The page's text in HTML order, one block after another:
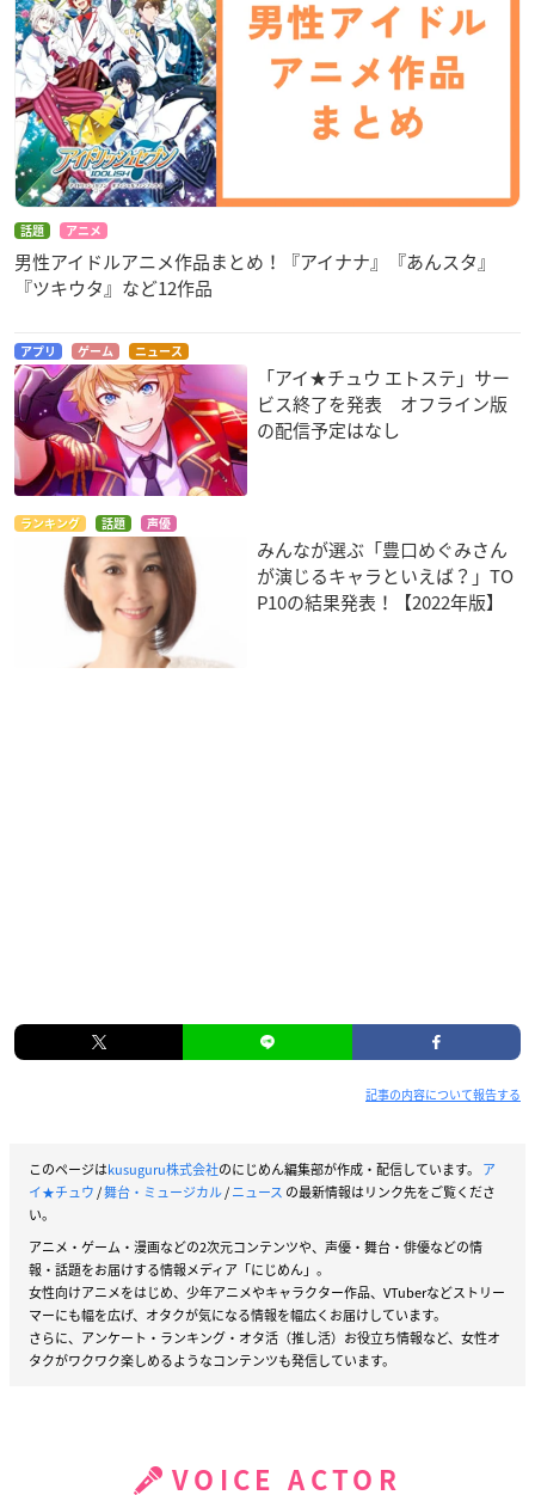
話題 アニメ
男性アイドルアニメ作品まとめ！『アイナナ』『あんスタ』
『ツキウタ』など12作品
アプリ ゲーム ニュース
「アイ★チュウ エトステ」サー
ビス終了を発表 オフライン版
の配信予定はなし
ランキング 話題 声優
みんなが選ぶ「豊口めぐみさん
が演じるキャラといえば？」TO
P10の結果発表！【2022年版】
記事の内容について報告する
このページはkusuguru株式会社のにじめん編集部が作成・配信しています。 ア
イ★チュウ/舞台・ミュージカル/ニュース の最新情報はリンク先をご覧くださ
い。
アニメ・ゲーム・漫画などの2次元コンテンツや、声優・舞台・俳優などの情
報・話題をお届けする情報メディア「にじめん」。
女性向けアニメをはじめ、少年アニメやキャラクター作品、VTuberなどストリー
マーにも幅を広げ、オタクが気になる情報を幅広くお届けしています。
さらに、アンケート・ランキング・オタ活（推し活）お役立ち情報など、女性オ
タクがワクワク楽しめるようなコンテンツも発信しています。
VOICE ACTOR